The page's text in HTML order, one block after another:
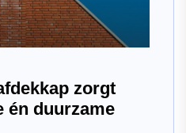
zorgt
én duurzame